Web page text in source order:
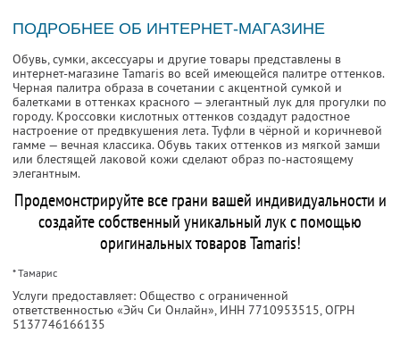
ПОДРОБНЕЕ ОБ ИНТЕРНЕТ-МАГАЗИНЕ
Обувь, сумки, аксессуары и другие товары представлены в
интернет-магазине Tamaris во всей имеющейся палитре оттенков.
Черная палитра образа в сочетании с акцентной сумкой и
балетками в оттенках красного — элегантный лук для прогулки по
городу. Кроссовки кислотных оттенков создадут радостное
настроение от предвкушения лета. Туфли в чёрной и коричневой
гамме — вечная классика. Обувь таких оттенков из мягкой замши
или блестящей лаковой кожи сделают образ по-настоящему
элегантным.
Продемонстрируйте все грани вашей индивидуальности и
создайте собственный уникальный лук с помощью
оригинальных товаров Tamaris!
* Тамарис
Услуги предоставляет: Общество с ограниченной
ответственностью «Эйч Си Онлайн», ИНН 7710953515, ОГРН
5137746166135